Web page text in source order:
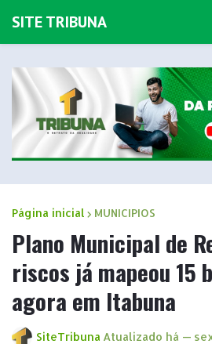
SITE TRIBUNA
Página inicial MUNICIPIOS
Plano Municipal de
riscos já mapeou 15
agora em Itabuna
SiteTribuna Atualizado há —